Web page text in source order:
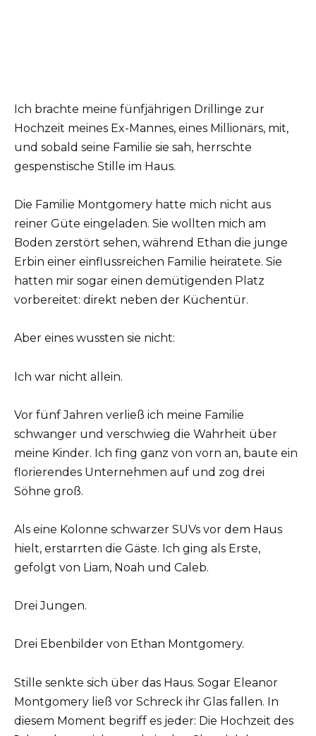
Ich brachte meine fünfjährigen Drillinge zur
Hochzeit meines Ex-Mannes, eines Millionärs, mit,
und sobald seine Familie sie sah, herrschte
gespenstische Stille im Haus.
Die Familie Montgomery hatte mich nicht aus
reiner Güte eingeladen. Sie wollten mich am
Boden zerstört sehen, während Ethan die junge
Erbin einer einflussreichen Familie heiratete. Sie
hatten mir sogar einen demütigenden Platz
vorbereitet: direkt neben der Küchentür.
Aber eines wussten sie nicht:
Ich war nicht allein.
Vor fünf Jahren verließ ich meine Familie
schwanger und verschwieg die Wahrheit über
meine Kinder. Ich fing ganz von vorn an, baute ein
florierendes Unternehmen auf und zog drei
Söhne groß.
Als eine Kolonne schwarzer SUVs vor dem Haus
hielt, erstarrten die Gäste. Ich ging als Erste,
gefolgt von Liam, Noah und Caleb.
Drei Jungen.
Drei Ebenbilder von Ethan Montgomery.
Stille senkte sich über das Haus. Sogar Eleanor
Montgomery ließ vor Schreck ihr Glas fallen. In
diesem Moment begriff es jeder: Die Hochzeit des